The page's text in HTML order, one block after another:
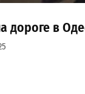
дороге в